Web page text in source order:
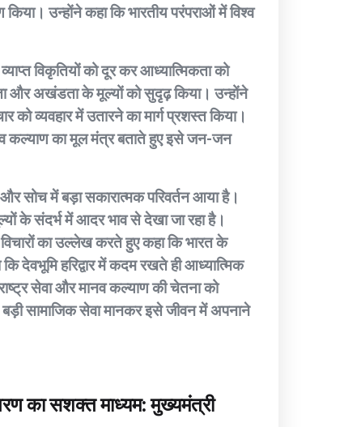
किया। उन्होंने कहा कि भारतीय परंपराओं में विश्व
विकृतियों को दूर कर आध्यात्मिकता को
और अखंडता के मूल्यों को सुदृढ़ किया। उन्होंने
को व्यवहार में उतारने का मार्ग प्रशस्त किया।
कल्याण का मूल मंत्र बताते हुए इसे जन-जन
सोच में बड़ा सकारात्मक परिवर्तन आया है।
के संदर्भ में आदर भाव से देखा जा रहा है।
का उल्लेख करते हुए कहा कि भारत के
देवभूमि हरिद्वार में कदम रखते ही आध्यात्मिक
सेवा और मानव कल्याण की चेतना को
सामाजिक सेवा मानकर इसे जीवन में अपनाने
का सशक्त माध्यम: मुख्यमंत्री